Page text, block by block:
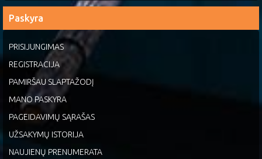
Paskyra
PRISIJUNGIMAS
REGISTRACIJA
PAMIRŠAU SLAPTAŽODĮ
MANO PASKYRA
PAGEIDAVIMŲ SĄRAŠAS
UŽSAKYMŲ ISTORIJA
NAUJIENŲ PRENUMERATA